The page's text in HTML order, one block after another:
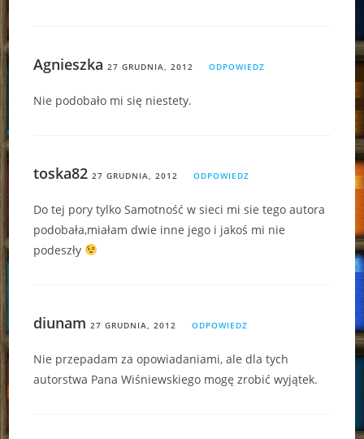
Agnieszka 27 GRUDNIA, 2012 ODPOWIEDZ
Nie podobało mi się niestety.
toska82 27 GRUDNIA, 2012 ODPOWIEDZ
Do tej pory tylko Samotność w sieci mi sie tego autora
podobała,miałam dwie inne jego i jakoś mi nie
podeszły
diunam 27 GRUDNIA, 2012 ODPOWIEDZ
Nie przepadam za opowiadaniami, ale dla tych
autorstwa Pana Wiśniewskiego mogę zrobić wyjątek.